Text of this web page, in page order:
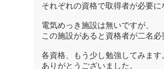
それぞれの資格で取得者が必要に
電気めっき施設は無いですが、
この施設があると資格者が二名
各資格、もう少し勉強してみます
ありがとうございました。